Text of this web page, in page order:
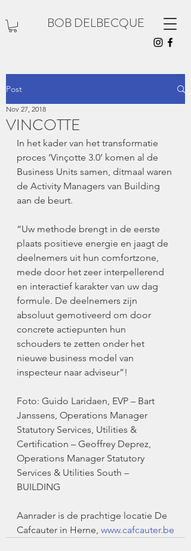
BOB DELBECQUE
Post
VINCOTTE
Nov 27, 2018
In het kader van het transformatie
proces ‘Vinçotte 3.0’ komen al de
Business Units samen, ditmaal waren
de Activity Managers van Building
aan de beurt.
“Uw methode brengt in de eerste
plaats positieve energie en jaagt de
deelnemers uit hun comfortzone,
mede door het zeer interpellerend
en interactief karakter van uw dag
formule. De deelnemers zijn
absoluut gemotiveerd om door
concrete actiepunten hun
schouders te zetten onder het
nieuwe business model van
inspecteur naar adviseur”!
Foto: Guido Laridaen, EVP – Bart
Janssens, Operations Manager
Statutory Services, Utilities &
Certification – Geoffrey Deprez,
Operations Manager Statutory
Services & Utilities South –
BUILDING
Aanrader is de prachtige locatie De
Cafcauter in Herne, www.cafcauter.be